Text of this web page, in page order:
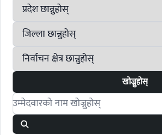
खोज्नुहोस्
Search candidates